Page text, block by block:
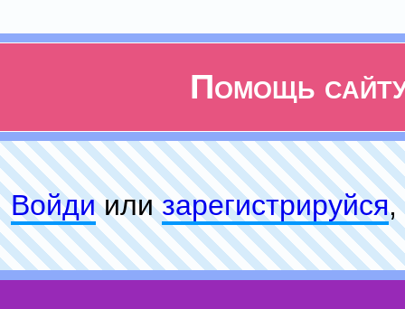
Помощь
Войдиилизарeгиcтpируйся,